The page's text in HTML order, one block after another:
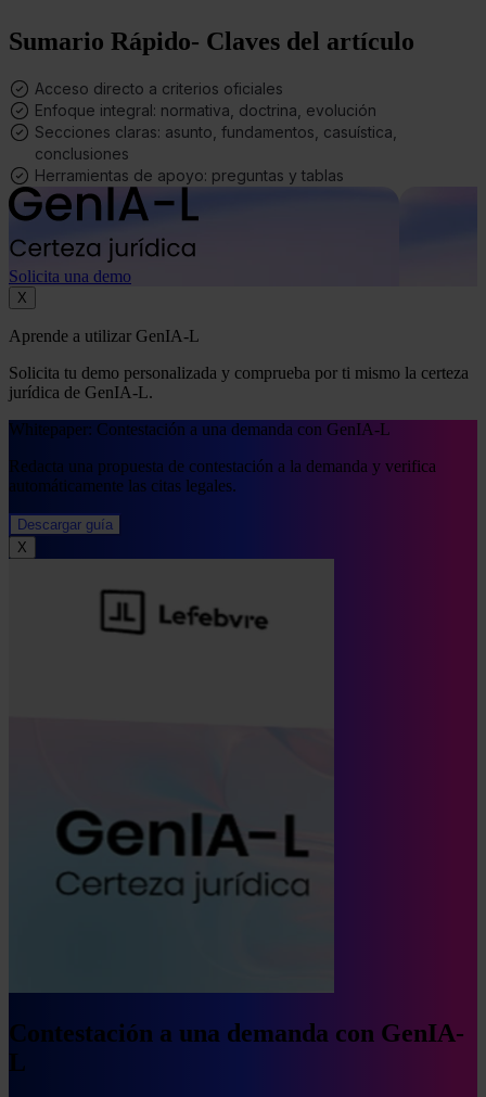
Saber más acerca de las cookies
Sumario Rápido- Claves del artículo
Acceso directo a criterios oficiales
Enfoque integral: normativa, doctrina, evolución
Secciones claras: asunto, fundamentos, casuística,
conclusiones
Herramientas de apoyo: preguntas y tablas
Solicita una demo
X
Aprende a utilizar GenIA-L
Solicita tu demo personalizada y comprueba por ti mismo la certeza
jurídica de GenIA-L.
Whitepaper: Contestación a una demanda con GenIA-L
Redacta una propuesta de contestación a la demanda y verifica
automáticamente las citas legales.
Descargar guía
X
Contestación a una demanda con GenIA-
L